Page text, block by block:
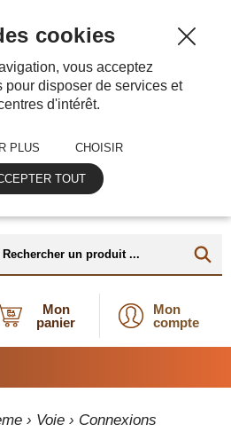
Mon
panier
Mon
compte
› Voie › Connexions
cookies
vous acceptez
pour disposer de services et
d'intérêt.
PLUS CHOISIR
TOUT